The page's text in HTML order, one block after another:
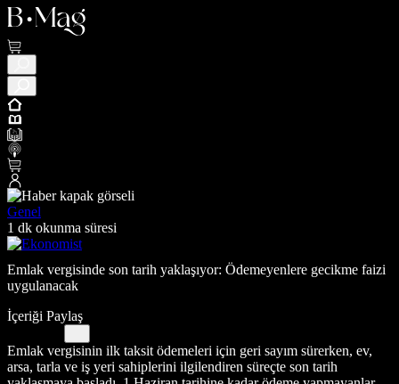
Genel
1 dk okunma süresi
Emlak vergisinde son tarih yaklaşıyor: Ödemeyenlere gecikme faizi
uygulanacak
İçeriği Paylaş
Emlak vergisinin ilk taksit ödemeleri için geri sayım sürerken, ev,
arsa, tarla ve iş yeri sahiplerini ilgilendiren süreçte son tarih